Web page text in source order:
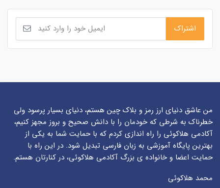
من عاشق دنیای ارز رمز و بلاک چین هستم، دنیای بسیار پرسود ولی
خطرناک به شرطی که خودمان را با دانش صحیح و بروز مجهز کنیم،
آکادمی هلاکوئی را راه اندازی کردم که با حمایت شما به یکی از
بهترین پایگاه آموزشی به زبان فارسی تبدیل شود. در این راه با
حمایت اعضا و خانواده ی بزرگ آکادمی هلاکوئی، در کنارتان هستم.
محمد هلاکوئی